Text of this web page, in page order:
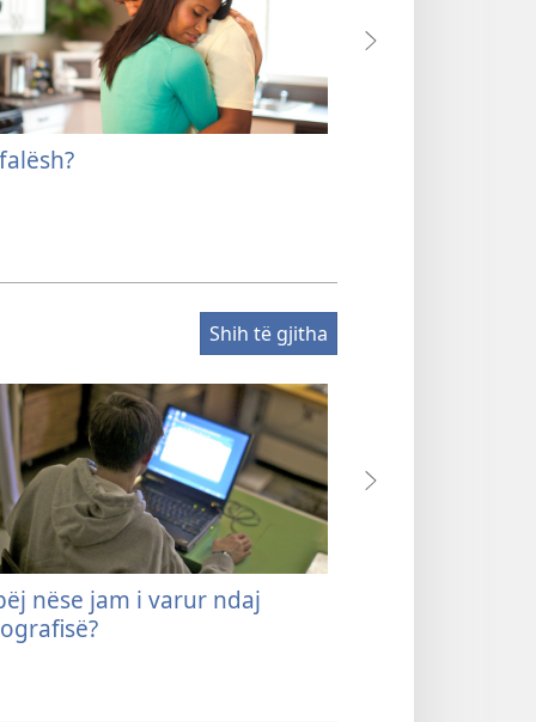
Shih të gjitha
nëse jam i varur ndaj